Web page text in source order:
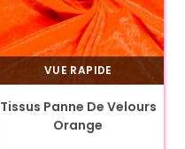
VUE RAPIDE
Tissus Panne De Velours
Orange